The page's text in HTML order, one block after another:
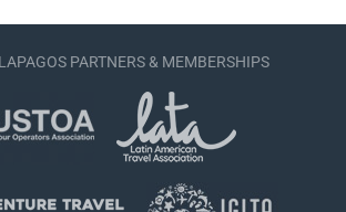
PARTNERS & MEMBERSHIPS